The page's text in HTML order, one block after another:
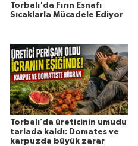
Torbalı'da Fırın Esnafı
Sıcaklarla Mücadele Ediyor
Torbalı’da üreticinin umudu
tarlada kaldı: Domates ve
karpuzda büyük zarar